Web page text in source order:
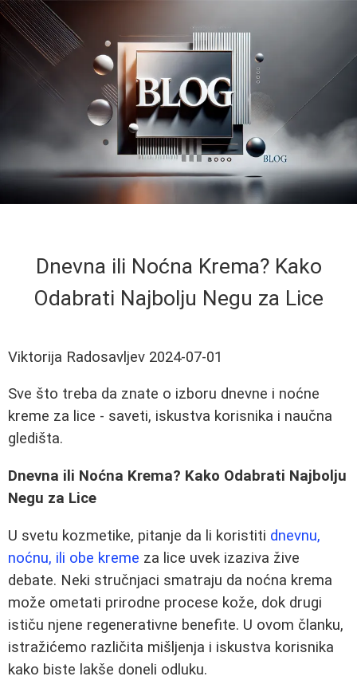
Dnevna ili Noćna Krema? Kako
Odabrati Najbolju Negu za Lice
Viktorija Radosavljev 2024-07-01
Sve što treba da znate o izboru dnevne i noćne
kreme za lice - saveti, iskustva korisnika i naučna
gledišta.
Dnevna ili Noćna Krema? Kako Odabrati Najbolju
Negu za Lice
U svetu kozmetike, pitanje da li koristiti dnevnu,
noćnu, ili obe kreme za lice uvek izaziva žive
debate. Neki stručnjaci smatraju da noćna krema
može ometati prirodne procese kože, dok drugi
ističu njene regenerativne benefite. U ovom članku,
istražićemo različita mišljenja i iskustva korisnika
kako biste lakše doneli odluku.